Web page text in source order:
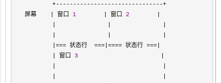
+-------------------------------+
屏幕
| 窗口 1
        | 窗口
2
        |=== 状态行  ===|==== 状态行 ===|
        | 窗口
3